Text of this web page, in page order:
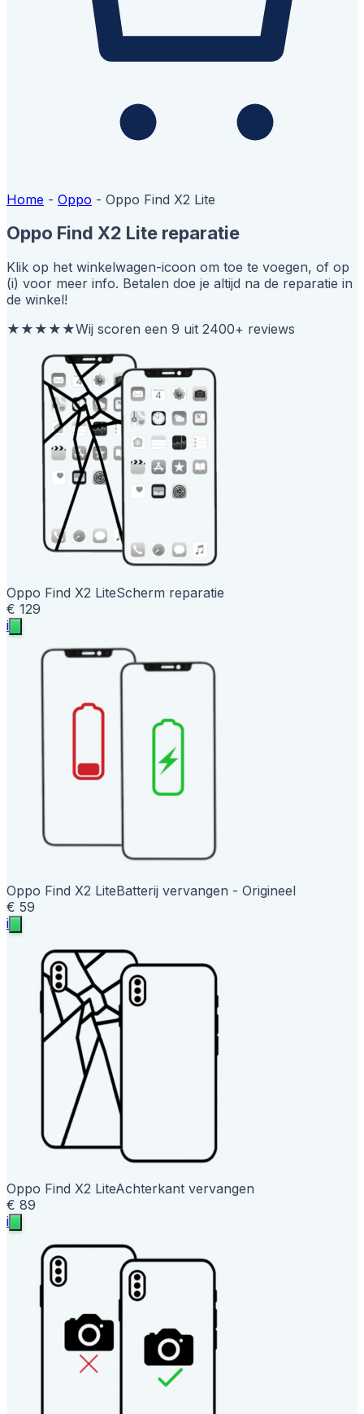
Home - Oppo - Oppo Find X2 Lite
Oppo Find X2 Lite reparatie
Klik op het winkelwagen-icoon om toe te voegen, of op
(i) voor meer info. Betalen doe je altijd na de reparatie in
de winkel!
★★★★★Wij scoren een 9 uit 2400+ reviews
Oppo Find X2 LiteScherm reparatie
€ 129
i
Oppo Find X2 LiteBatterij vervangen - Origineel
€ 59
i
Oppo Find X2 LiteAchterkant vervangen
€ 89
i